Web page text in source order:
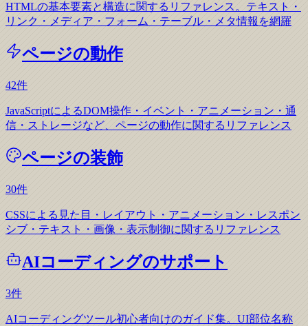
HTMLの基本要素と構造に関するリファレンス。テキスト・
リンク・メディア・フォーム・テーブル・メタ情報を網羅
ページの動作
42件
JavaScriptによるDOM操作・イベント・アニメーション・通
信・ストレージなど、ページの動作に関するリファレンス
ページの装飾
30件
CSSによる見た目・レイアウト・アニメーション・レスポン
シブ・テキスト・画像・表示制御に関するリファレンス
AIコーディングのサポート
3件
AIコーディングツール初心者向けのガイド集。UI部位名称